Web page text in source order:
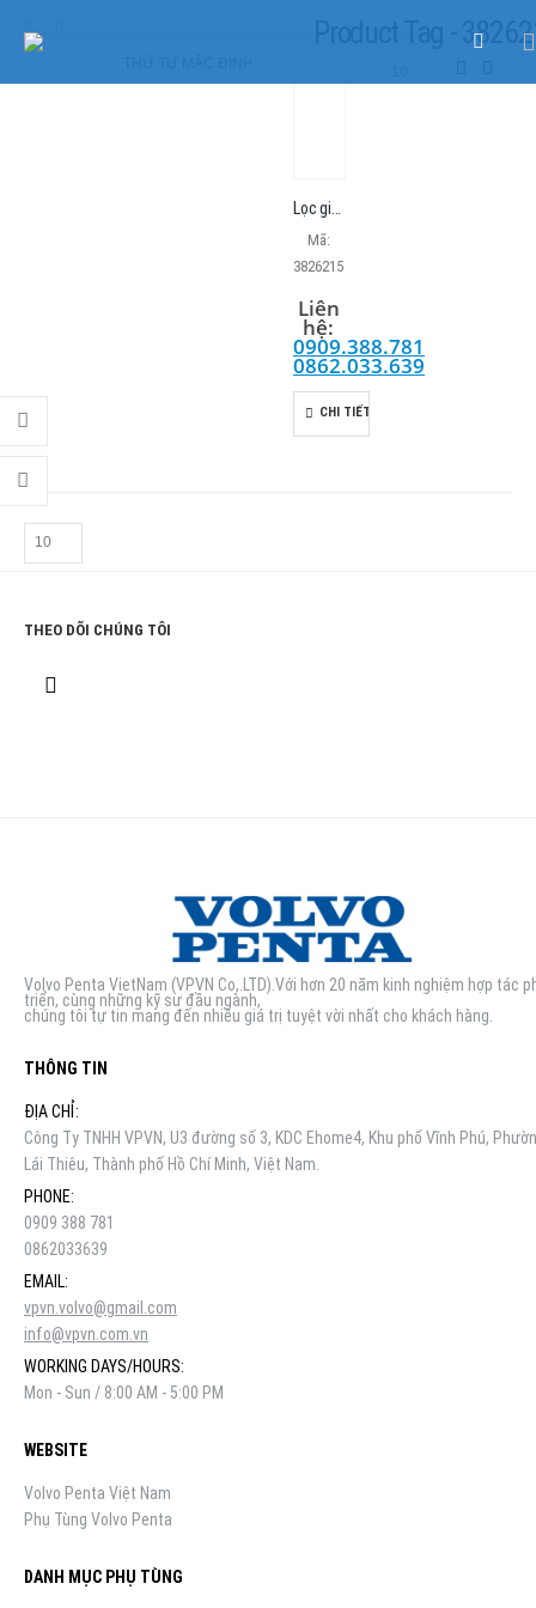
Product Tag -
SẢN PHẨM
Mã:
3826215
Liên
hệ:
0909.388.781
0862.033.639
CHI TIẾT
THEO DÕI CHÚNG TÔI
Volvo Penta VietNam (VPVN Co,.LTD).Với hơn 20 năm kinh nghiệm hợp tác
triển, cùng những kỹ sư đầu ngành,
chúng tôi tự tin mang đến nhiều giá trị tuyệt vời nhất cho khách hàng.
THÔNG TIN
ĐỊA CHỈ:
Công Ty TNHH VPVN, U3 đường số 3, KDC Ehome4, Khu phố Vĩnh Phú,
Lái Thiêu, Thành phố Hồ Chí Minh, Việt Nam.
PHONE:
0909 388 781
0862033639
EMAIL:
vpvn.volvo@gmail.com
info@vpvn.com.vn
WORKING DAYS/HOURS:
Mon - Sun / 8:00 AM - 5:00 PM
WEBSITE
Volvo Penta Việt Nam
Phụ Tùng Volvo Penta
DANH MỤC PHỤ TÙNG